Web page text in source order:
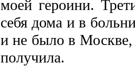
моей героини.
себя дома и в
и не было в Москве,
получила.